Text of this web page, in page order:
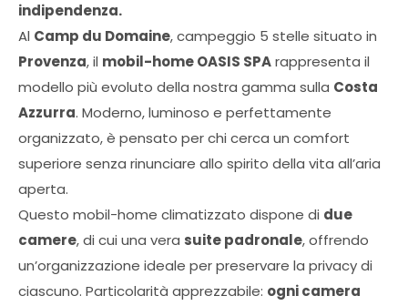
indipendenza.
Al Camp du Domaine, campeggio 5 stelle situato in
Provenza, il mobil-home OASIS SPArappresenta il
modello più evoluto della nostra gamma sulla Costa
Azzurra. Moderno, luminoso e perfettamente
organizzato, è pensato per chi cerca un comfort
superiore senza rinunciare allo spirito della vita all’aria
aperta.
Questo mobil-home climatizzato dispone di due
camere, di cui una vera suite padronale, offrendo
un’organizzazione ideale per preservare la privacy di
ciascuno. Particolarità apprezzabile: ogni camera